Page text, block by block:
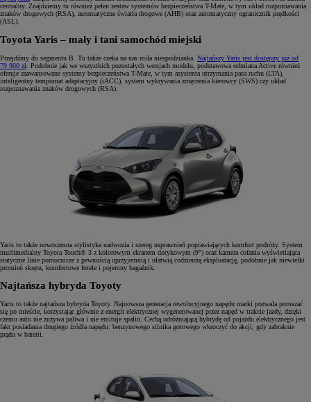
centralny. Znajdziemy tu również pełen zestaw systemów bezpieczeństwa T-Mate, w tym układ rozpoznawania
znaków drogowych (RSA), automatyczne światła drogowe (AHB) oraz automatyczny ogranicznik prędkości
(ASL).
Toyota Yaris – mały i tani samochód miejski
Przejdźmy do segmentu B. Tu także czeka na nas miła niespodzianka. Najtańszy Yaris jest dostępny już od
79 900 zł . Podobnie jak we wszystkich pozostałych wersjach modelu, podstawowa odmiana Active również
oferuje zaawansowane systemy bezpieczeństwa T-Mate, w tym asystenta utrzymania pasa ruchu (LTA),
inteligentny tempomat adaptacyjny (iACC), system wykrywania zmęczenia kierowcy (SWS) czy układ
rozpoznawania znaków drogowych (RSA).
Yaris to także nowoczesna stylistyka nadwozia i szereg usprawnień poprawiających komfort podróży. System
multimedialny Toyota Touch® 3 z kolorowym ekranem dotykowym (9") oraz kamera cofania wyświetlająca
statyczne linie pomocnicze z pewnością uprzyjemnią i ułatwią codzienną eksploatację, podobnie jak niewielki
promień skrętu, komfortowe fotele i pojemny bagażnik.
Najtańsza hybryda Toyoty
Yaris to także najtańsza hybryda Toyoty. Najnowsza generacja rewolucyjnego napędu marki pozwala poruszać
się po mieście, korzystając głównie z energii elektrycznej wygenerowanej przez napęd w trakcie jazdy, dzięki
czemu auto nie zużywa paliwa i nie emituje spalin. Cechą odróżniającą hybrydę od pojazdu elektrycznego jest
fakt posiadania drugiego źródła napędu: benzynowego silnika gotowego wkroczyć do akcji, gdy zabraknie
prądu w baterii.